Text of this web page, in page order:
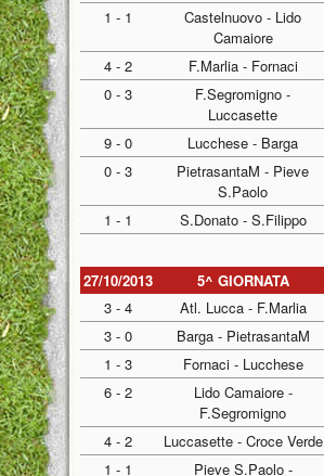
1 - 1
Castelnuovo - Lido
Camaiore
4 - 2 F.Marlia - Fornaci
0 - 3
F.Segromigno -
Luccasette
9 - 0 Lucchese - Barga
0 - 3
PietrasantaM - Pieve
S.Paolo
1 - 1 S.Donato - S.Filippo
27/10/2013 5^ GIORNATA
3 - 4
Atl. Lucca - F.Marlia
3 - 0
Barga - PietrasantaM
1 - 3
Fornaci - Lucchese
6 - 2
Lido Camaiore -
F.Segromigno
4 - 2 Luccasette - Croce Verde
1 - 1
Pieve S.Paolo -